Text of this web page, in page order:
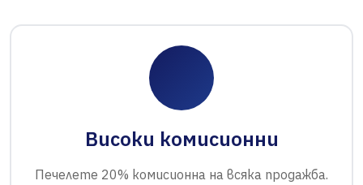
Високи комисионни
Печелете 20% комисионна на всяка продажба.